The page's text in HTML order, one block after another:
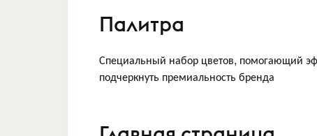
Палитра
Специальный набор цветов, помогающий
подчеркнуть премиальность бренда